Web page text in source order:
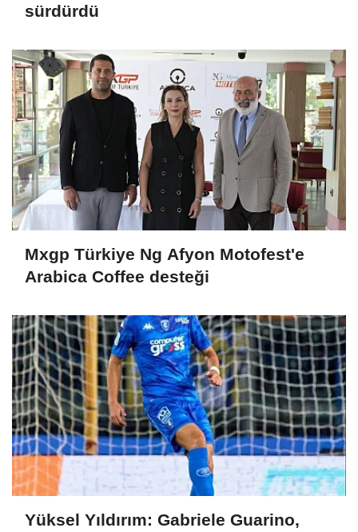
sürdürdü
Mxgp Türkiye Ng Afyon Motofest'e
Arabica Coffee desteği
Yüksel Yıldırım: Gabriele Guarino,